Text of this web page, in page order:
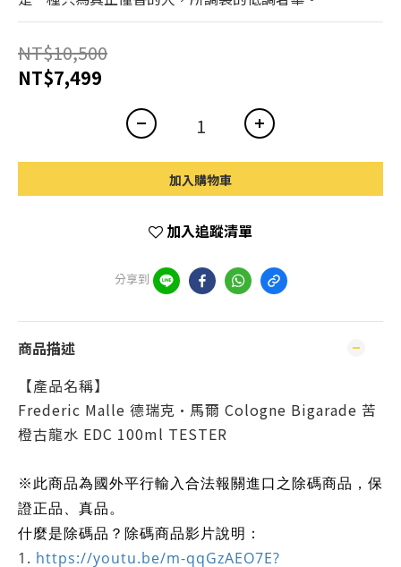
NT$10,500
NT$7,499
加入購物車
加入追蹤清單
分享到
商品描述
【產品名稱】
Frederic Malle 德瑞克·馬爾 Cologne Bigarade 苦
橙古龍水 EDC 100ml TESTER
※此商品為國外平行輸入合法報關進口之除碼商品，保
證正品、真品。
什麼是除碼品？除碼商品影片說明：
1. https://youtu.be/m-qqGzAEO7E?